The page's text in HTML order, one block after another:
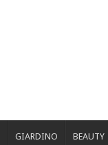
GIARDINO BEAUTY